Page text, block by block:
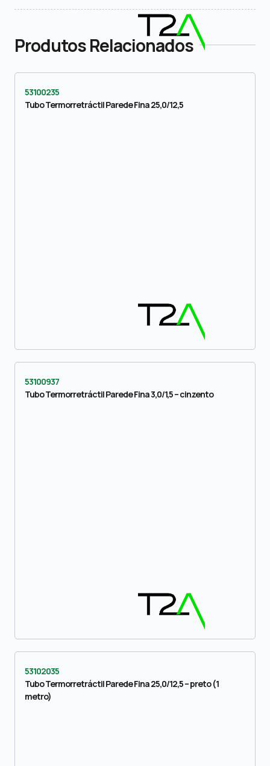
Produtos Relacionados
53100235
Tubo Termorretráctil Parede Fina 25,0/12,5
53100937
Tubo Termorretráctil Parede Fina 3,0/1,5 – cinzento
53102035
Tubo Termorretráctil Parede Fina 25,0/12,5 – preto (1
metro)